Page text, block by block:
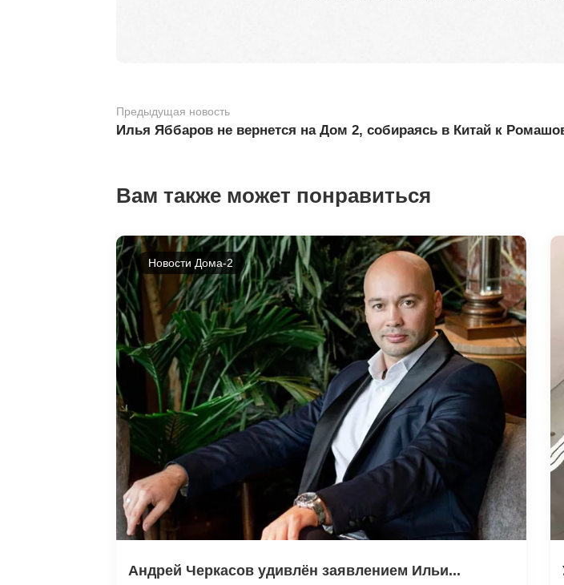
Предыдущая новость
Илья Яббаров не вернется на Дом 2, собираясь в Китай к
Вам также может понравиться
Новости Дома-2
Андрей Черкасов удивлён заявлением Ильи...